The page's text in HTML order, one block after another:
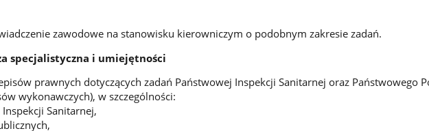
zawodowe na stanowisku kierowniczym o podobnym zakresie zadań.
specjalistyczna i umiejętności
prawnych dotyczących zadań Państwowej Inspekcji Sanitarnej oraz Państwowego
wykonawczych), w szczególności:
Sanitarnej,